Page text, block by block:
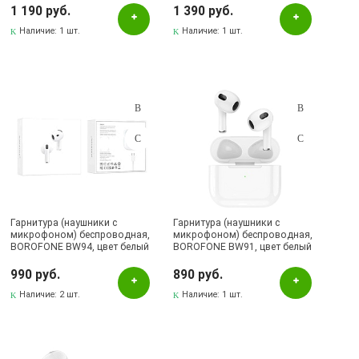
Белый
BOROFONE
Pаспределительный центр
Альметьевск, ул.Ленина, 132, ТЦ ЛЕНТА
Бавлы, ул.Пионерская, 11
Бугульма, ул.Ленина, 145, ТЦ ЭССЕН
Бугульма, ул.М.Джалиля, 7, ЦУМ
1 190 руб.
Наличие: 1 шт.
1 390 руб.
Наличие: 1 шт.
Гарнитура (наушники с
микрофоном) беспроводная,
BOROFONE BW94, цвет белый
990 руб.
Наличие: 2 шт.
Гарнитура (наушники с
микрофоном) беспроводная,
BOROFONE BW91, цвет белый
890 руб.
Наличие: 1 шт.